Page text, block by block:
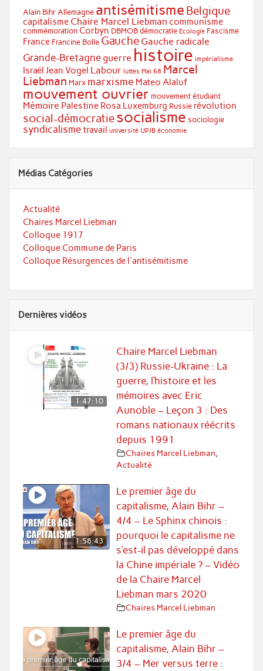
Alain Bihr Allemagne antisémitisme Belgique
capitalisme Chaire Marcel Liebman communisme
commémoration Corbyn DBMOB démocratie Ecologie Fascisme
France Francine Bolle Gauche Gauche radicale
Grande-Bretagne guerre histoire impérialisme
Israël Jean Vogel Labour luttes Mai 68 Marcel
Liebman Marx marxisme Mateo Alaluf
mouvement ouvrier mouvement étudiant
Mémoire Palestine Rosa Luxemburg Russie révolution
social-démocratiesocialisme sociologie
syndicalismetravail université UPJB économie
Médias Catégories
Actualité
Chaires Marcel Liebman
Colloque 1917
Colloque Commune de Paris
Colloque Résurgences de l'antisémitisme
Dernières vidéos
1:47:10
Chaire Marcel Liebman
(3/3) Russie-Ukraine : La
guerre, l’histoire et les
mémoires avec Eric
Aunoble – Leçon 3 : Des
romans nationaux réécrits
depuis 1991
Chaires Marcel Liebman
Actualité
1:58:43
Le premier âge du
capitalisme, Alain Bihr –
4/4 – Le Sphinx chinois :
pourquoi le capitalisme ne
s’est-il pas développé dans
la Chine impériale ? – Vidéo
de la Chaire Marcel
Liebman mars 2020
Chaires Marcel Liebman
Le premier âge du
capitalisme, Alain Bihr –
3/4 – Mer versus terre :